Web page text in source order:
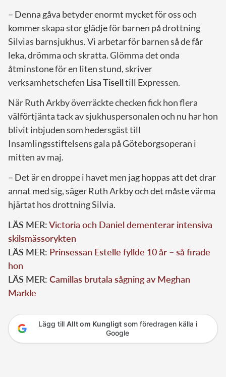
– Denna gåva betyder enormt mycket för oss och
kommer skapa stor glädje för barnen på drottning
Silvias barnsjukhus. Vi arbetar för barnen så de får
leka, drömma och skratta. Glömma det onda
åtminstone för en liten stund, skriver
verksamhetschefen Lisa Tiselltill Expressen.
När Ruth Arkby överräckte checken fick hon flera
välförtjänta tack av sjukhuspersonalen och nu har hon
blivit inbjuden som hedersgäst till
Insamlingsstiftelsens gala på Göteborgsoperan i
mitten av maj.
– Det är en droppe i havet men jag hoppas att det drar
annat med sig, säger Ruth Arkby och det måste värma
hjärtat hos drottning Silvia.
LÄS MER:Victoria och Daniel dementerar intensiva
skilsmässorykten
LÄS MER: Prinsessan Estelle fyllde 10 år – så firade
hon
LÄS MER: Camillas brutala sågning av Meghan
Markle
Lägg till Allt om Kungligtsom föredragen källa i
Google